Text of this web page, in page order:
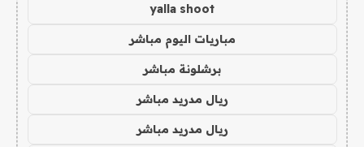
yalla shoot
مباريات اليوم مباشر
برشلونة مباشر
ريال مدريد مباشر
ريال مدريد مباشر